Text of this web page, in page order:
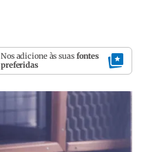
Nos adicione às suas fontes
preferidas